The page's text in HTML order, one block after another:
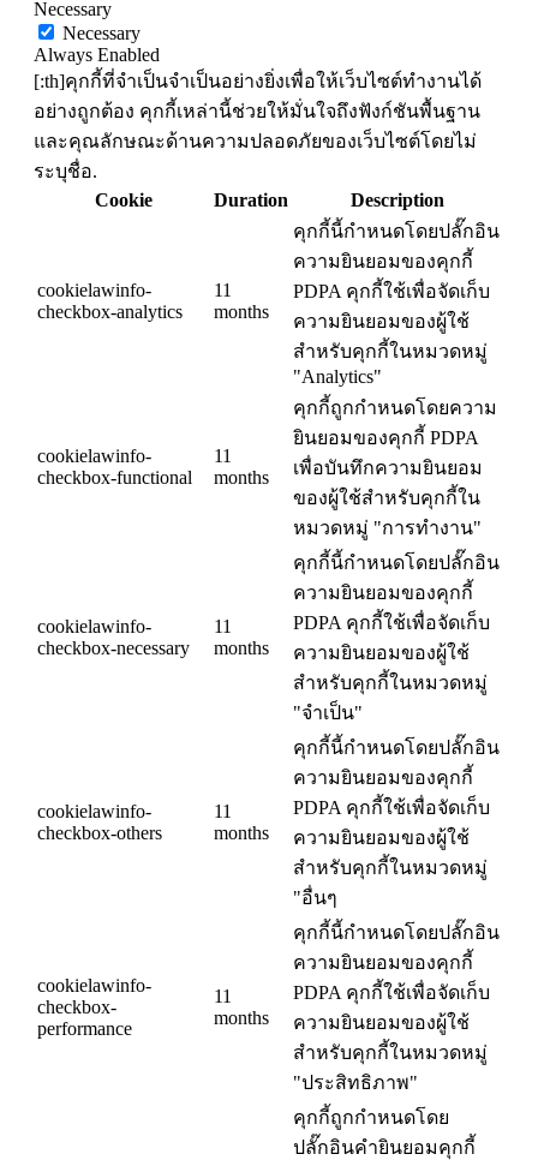
Necessary
Necessary
Always Enabled
[:th]คุกกี้ที่จำเป็นจำเป็นอย่างยิ่งเพื่อให้เว็บไซต์ทำงานได้
อย่างถูกต้อง คุกกี้เหล่านี้ช่วยให้มั่นใจถึงฟังก์ชันพื้นฐาน
และคุณลักษณะด้านความปลอดภัยของเว็บไซต์โดยไม่
ระบุชื่อ.
Cookie
Duration Description
cookielawinfo-
checkbox-analytics
11
months
คุกกี้นี้กำหนดโดยปลั๊กอิน
ความยินยอมของคุกกี้
PDPA คุกกี้ใช้เพื่อจัดเก็บ
ความยินยอมของผู้ใช้
สำหรับคุกกี้ในหมวดหมู่
"Analytics"
cookielawinfo-
checkbox-functional
11
months
คุกกี้ถูกกำหนดโดยความ
ยินยอมของคุกกี้ PDPA
เพื่อบันทึกความยินยอม
ของผู้ใช้สำหรับคุกกี้ใน
หมวดหมู่ "การทำงาน"
cookielawinfo-
checkbox-necessary
11
months
คุกกี้นี้กำหนดโดยปลั๊กอิน
ความยินยอมของคุกกี้
PDPA คุกกี้ใช้เพื่อจัดเก็บ
ความยินยอมของผู้ใช้
สำหรับคุกกี้ในหมวดหมู่
"จำเป็น"
cookielawinfo-
checkbox-others
11
months
คุกกี้นี้กำหนดโดยปลั๊กอิน
ความยินยอมของคุกกี้
PDPA คุกกี้ใช้เพื่อจัดเก็บ
ความยินยอมของผู้ใช้
สำหรับคุกกี้ในหมวดหมู่
"อื่นๆ
cookielawinfo-
checkbox-
performance
11
months
คุกกี้นี้กำหนดโดยปลั๊กอิน
ความยินยอมของคุกกี้
PDPA คุกกี้ใช้เพื่อจัดเก็บ
ความยินยอมของผู้ใช้
สำหรับคุกกี้ในหมวดหมู่
"ประสิทธิภาพ"
คุกกี้ถูกกำหนดโดย
ปลั๊กอินคำยินยอมคุกกี้